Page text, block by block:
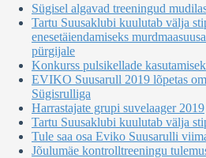
Sügisel algavad treeningud
Tartu Suusaklubi kuulutab välja
enesetäiendamiseks
pürgijale
Konkurss pulsikellade
EVIKO Suusarull 2019 lõpetas
Sügisrulliga
Harrastajate grupi suvelaager 2019
Tartu Suusaklubi kuulutab välja
Tule saa osa Eviko Suusarulli
Jõulumäe kontrolltreeningu